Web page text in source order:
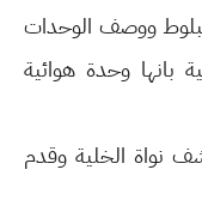
ووصف الوحدات
بانها وحدة هوائية
نواة الخلية وقدم